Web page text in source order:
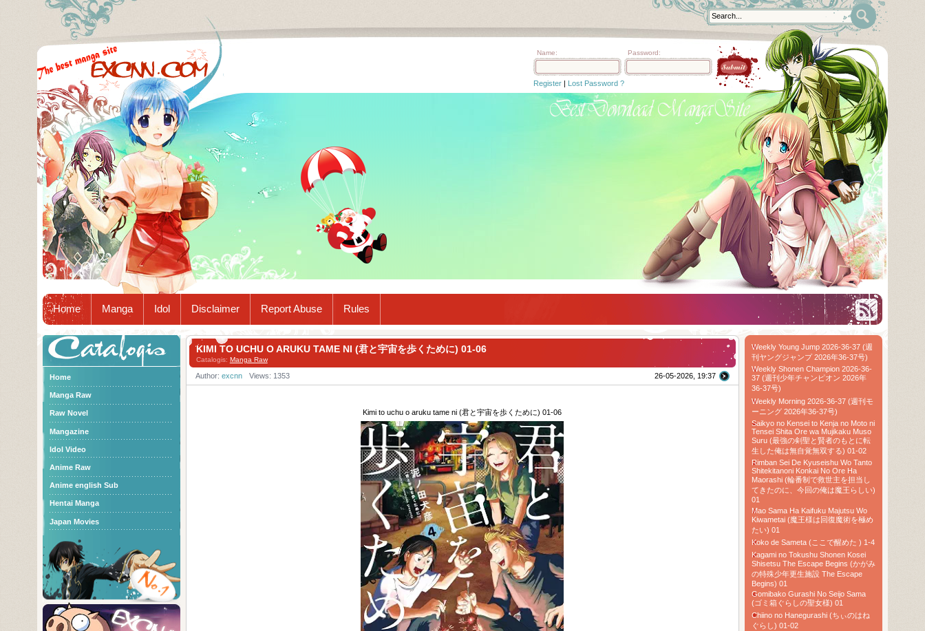
Excnn.com - Manga raw download...
Name: Password:
Register | Lost Password ?
Home Manga Idol Disclaimer Report Abuse Rules
KIMI TO UCHU O ARUKU TAME NI (君と宇宙を歩くために) 01-06
Catalogis: Manga Raw
26-05-2026, 19:37
Author: excnn Views: 1353
Kimi to uchu o aruku tame ni (君と宇宙を歩くために) 01-06
Weekly Young Jump 2026-36-37 (週
刊ヤングジャンプ 2026年36-37号)
Weekly Shonen Champion 2026-36-
37 (週刊少年チャンピオン 2026年
36-37号)
Weekly Morning 2026-36-37 (週刊モ
ーニング 2026年36-37号)
Saikyo no Kensei to Kenja no Moto ni
Tensei Shita Ore wa Mujikaku Muso
Suru (最強の剣聖と賢者のもとに転
生した俺は無自覚無双する) 01-02
Rimban Sei De Kyuseishu Wo Tanto
Shitekitanoni Konkai No Ore Ha
Maorashi (輪番制で救世主を担当し
てきたのに、今回の俺は魔王らしい)
01
Mao Sama Ha Kaifuku Majutsu Wo
Kiwametai (魔王様は回復魔術を極め
たい) 01
Koko de Sameta (ここで醒めた ) 1-4
Kagami no Tokushu Shonen Kosei
Shisetsu The Escape Begins (かがみ
の特殊少年更生施設 The Escape
Begins) 01
Gomibako Gurashi No Seijo Sama
(ゴミ箱ぐらしの聖女様) 01
Chiino no Hanegurashi (ちぃのはね
ぐらし) 01-02
Catalogis
Home
Manga Raw
Raw Novel
Mangazine
Idol Video
Anime Raw
Anime english Sub
Hentai Manga
Japan Movies